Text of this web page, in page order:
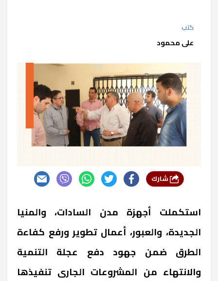
كتب
على محمود
استكملت أجهزة مدن السادات، والمنيا
الجديدة، والعبور، أعمال تطوير ورفع كفاءة
الطرق ضمن جهود دفع عجلة التنمية
والانتهاء من المشروعات الجارى تنفيذها